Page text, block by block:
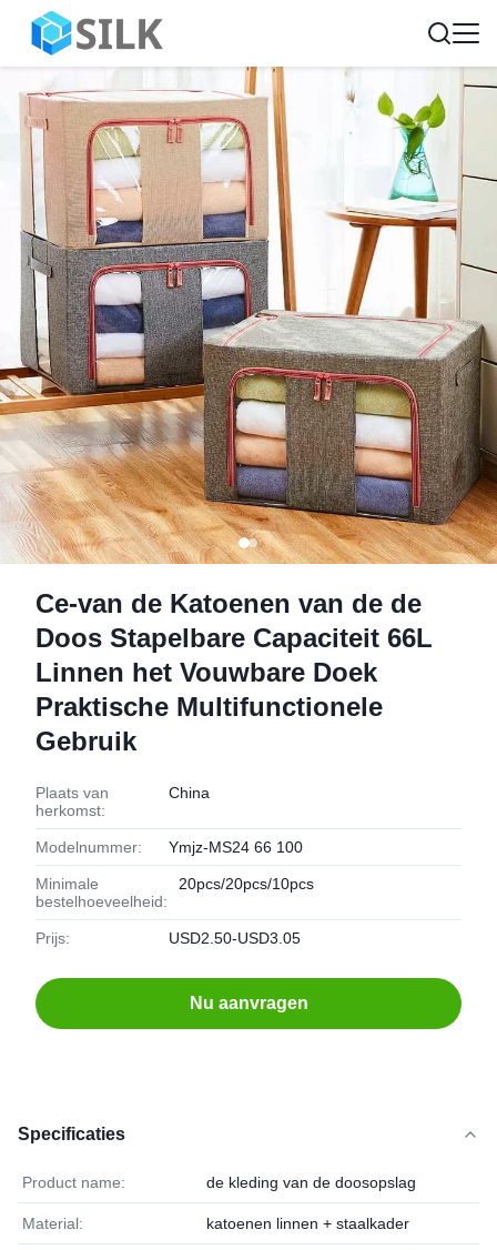
Ce-van de Katoenen van de de
Doos Stapelbare Capaciteit 66L
Linnen het Vouwbare Doek
Praktische Multifunctionele
Gebruik
Plaats van
herkomst:
China
Modelnummer: Ymjz-MS24 66 100
Minimale
bestelhoeveelheid:
20pcs/20pcs/10pcs
Prijs: USD2.50-USD3.05
Nu aanvragen
Specificaties
Product name: de kleding van de doosopslag
Material: katoenen linnen + staalkader